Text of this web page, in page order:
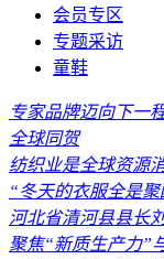
会员专区
专题采访
童鞋
专家品牌迈向下一
全球同贺
纺织业是全球资源
“冬天的衣服全是
河北省清河县县长
聚焦“新质生产力”